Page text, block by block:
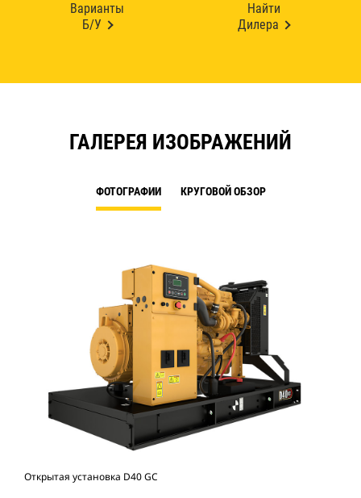
Варианты
Б/У
Найти
Дилера
ГАЛЕРЕЯ ИЗОБРАЖЕНИЙ
ФОТОГРАФИИ КРУГОВОЙ ОБЗОР
Открытая установка D40 GC